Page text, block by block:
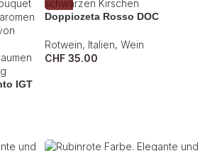
IGT
Doppiozeta Rosso DOC
Rotwein, Italien, Wein
CHF 35.00